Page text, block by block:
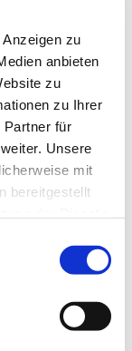
zu
anbieten
zu
zu Ihrer
Partner für
Unsere
mit
bereitgestellt
OGS und
Türen und
und